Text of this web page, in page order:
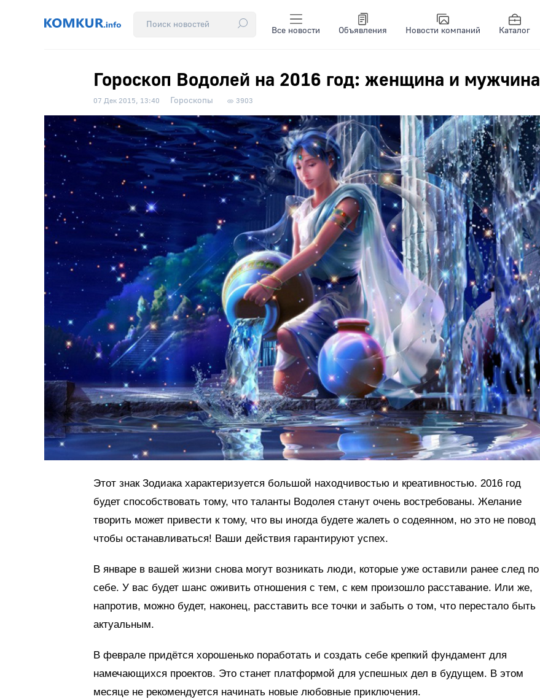
Все новости Объявления Новости компаний Каталог
Гороскоп Водолей на 2016 год: женщина и мужчина
07 Дек 2015, 13:40 Гороскопы 3903
Этот знак Зодиака характеризуется большой находчивостью и креативностью. 2016 год
будет способствовать тому, что таланты Водолея станут очень востребованы. Желание
творить может привести к тому, что вы иногда будете жалеть о содеянном, но это не повод
чтобы останавливаться! Ваши действия гарантируют успех.
В январе в вашей жизни снова могут возникать люди, которые уже оставили ранее след по
себе. У вас будет шанс оживить отношения с тем, с кем произошло расставание. Или же,
напротив, можно будет, наконец, расставить все точки и забыть о том, что перестало быть
актуальным.
В феврале придётся хорошенько поработать и создать себе крепкий фундамент для
намечающихся проектов. Это станет платформой для успешных дел в будущем. В этом
месяце не рекомендуется начинать новые любовные приключения.